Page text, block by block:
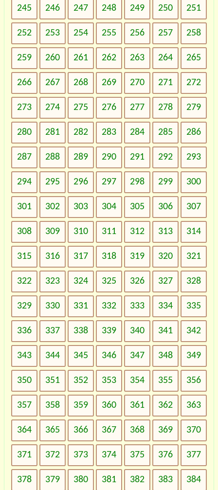
245 246 247 248 249 250 251
252 253 254 255 256 257 258
259 260 261 262 263 264 265
266 267 268 269 270 271 272
273 274 275 276 277 278 279
280 281 282 283 284 285 286
287 288 289 290 291 292 293
294 295 296 297 298 299 300
301 302 303 304 305 306 307
308 309 310 311 312 313 314
315 316 317 318 319 320 321
322 323 324 325 326 327 328
329 330 331 332 333 334 335
336 337 338 339 340 341 342
343 344 345 346 347 348 349
350 351 352 353 354 355 356
357 358 359 360 361 362 363
364 365 366 367 368 369 370
371 372 373 374 375 376 377
378 379 380 381 382 383 384